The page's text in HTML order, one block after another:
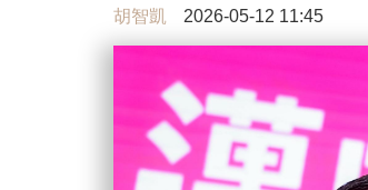
胡智凱 2026-05-12 11:45